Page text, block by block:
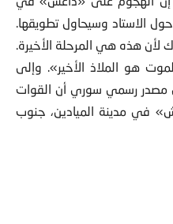
الاستاد وسيحاول تطويقها.
هذه هي المرحلة الأخيرة.
هو الملاذ الأخير». وإلى
مصدر رسمي سوري أن القوات
في مدينة الميادين، جنوب